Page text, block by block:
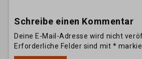
Schreibe einen Kommentar
Deine E-Mail-Adresse wird nicht
Erforderliche Felder sind mit *